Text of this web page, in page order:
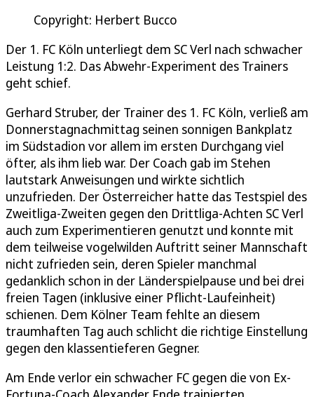
Copyright: Herbert Bucco
Der 1. FC Köln unterliegt dem SC Verl nach schwacher
Leistung 1:2. Das Abwehr-Experiment des Trainers
geht schief.
Gerhard Struber, der Trainer des 1. FC Köln, verließ am
Donnerstagnachmittag seinen sonnigen Bankplatz
im Südstadion vor allem im ersten Durchgang viel
öfter, als ihm lieb war. Der Coach gab im Stehen
lautstark Anweisungen und wirkte sichtlich
unzufrieden. Der Österreicher hatte das Testspiel des
Zweitliga-Zweiten gegen den Drittliga-Achten SC Verl
auch zum Experimentieren genutzt und konnte mit
dem teilweise vogelwilden Auftritt seiner Mannschaft
nicht zufrieden sein, deren Spieler manchmal
gedanklich schon in der Länderspielpause und bei drei
freien Tagen (inklusive einer Pflicht-Laufeinheit)
schienen. Dem Kölner Team fehlte an diesem
traumhaften Tag auch schlicht die richtige Einstellung
gegen den klassentieferen Gegner.
Am Ende verlor ein schwacher FC gegen die von Ex-